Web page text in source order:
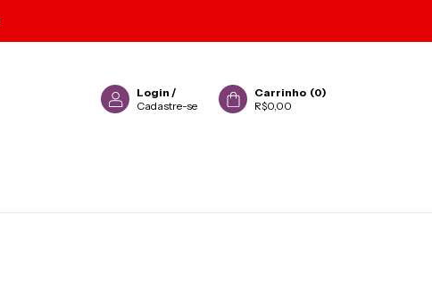
Login /
Cadastre-se
Carrinho (0)
R$0,00